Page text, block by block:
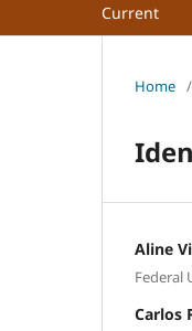
Current
Home /
Aline
Federal
Carlos